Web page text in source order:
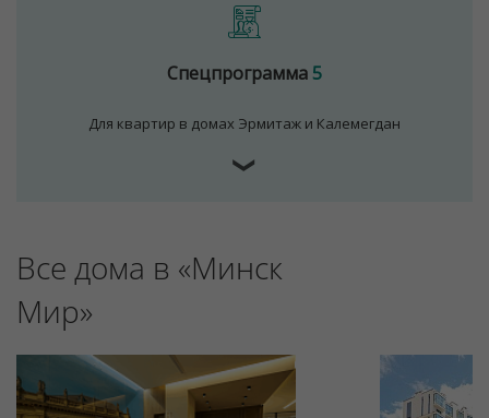
Спецпрограмма5
Для квартир в домах Эрмитаж и Калемегдан
❯
Все дома в «Минск
Мир»
Для обеспечения удобства пользователей сайта
используются cookies
Отклонить